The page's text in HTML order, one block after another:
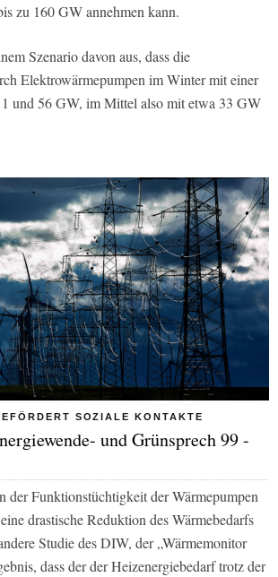
zu 160 GW annehmen kann.
Szenario davon aus, dass die
Elektrowärmepumpen im Winter mit einer
und 56 GW, im Mittel also mit etwa 33 GW
SOZIALE KONTAKTE
und Grünsprech 99 -
der Funktionstüchtigkeit der Wärmepumpen
drastische Reduktion des Wärmebedarfs
Studie des DIW, der „Wärmemonitor
dass der der Heizenergiebedarf trotz der